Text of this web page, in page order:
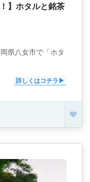
】ホタルと銘茶
県八女市で「ホタ
詳しくはコチラ